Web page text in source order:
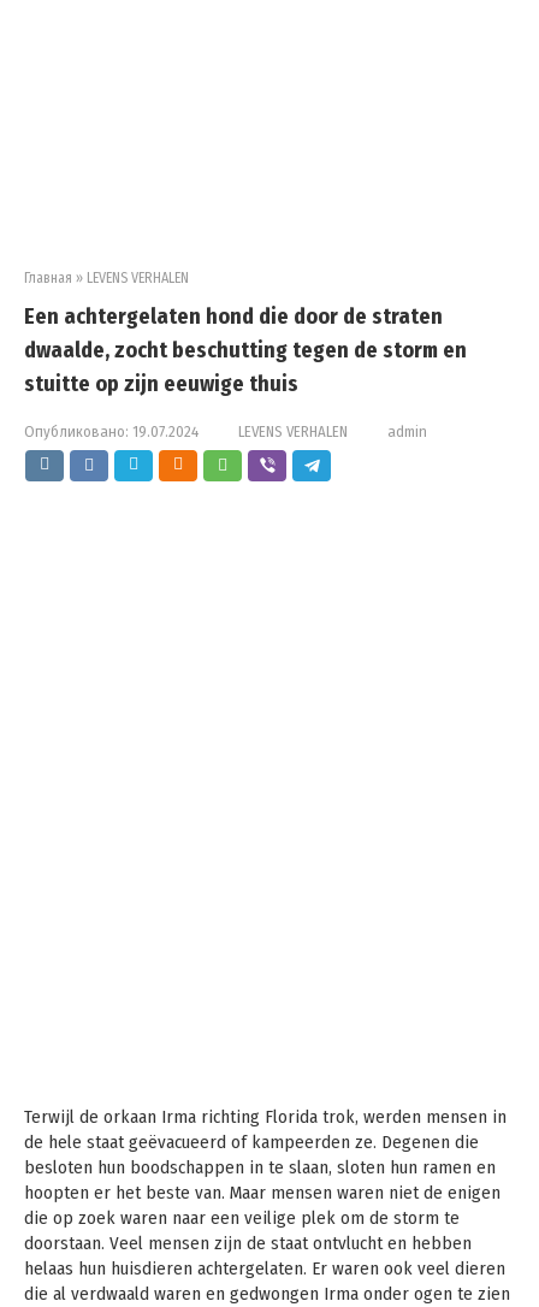
Главная » LEVENS VERHALEN
Een achtergelaten hond die door de straten
dwaalde, zocht beschutting tegen de storm en
stuitte op zijn eeuwige thuis
Опубликовано: 19.07.2024 LEVENS VERHALEN admin
Terwijl de orkaan Irma richting Florida trok, werden mensen in
de hele staat geëvacueerd of kampeerden ze. Degenen die
besloten hun boodschappen in te slaan, sloten hun ramen en
hoopten er het beste van. Maar mensen waren niet de enigen
die op zoek waren naar een veilige plek om de storm te
doorstaan. Veel mensen zijn de staat ontvlucht en hebben
helaas hun huisdieren achtergelaten. Er waren ook veel dieren
die al verdwaald waren en gedwongen Irma onder ogen te zien